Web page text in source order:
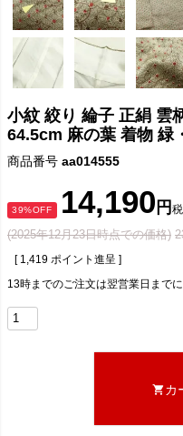
小紋 絞り 綸子 正絹 雲
64.5cm 麻の葉 着物 緑
商品番号 aa014555
(2025年12月23日時点での価格)
39%OFF 14,190
[ 1,419 ポイント進呈 ]
13時までのご注文は翌営業日まで
カ